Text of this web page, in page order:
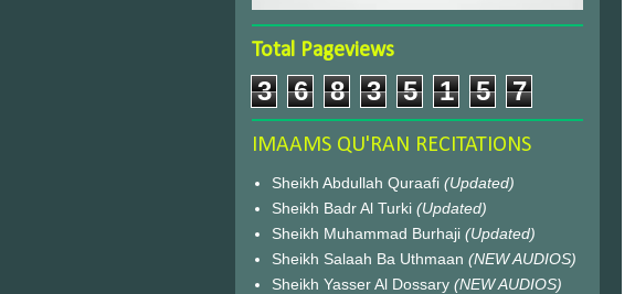
Total Pageviews
3 6 8 3 5 1 5 7
IMAAMS QU'RAN RECITATIONS
Sheikh Abdullah Quraafi (Updated)
Sheikh Badr Al Turki (Updated)
Sheikh Muhammad Burhaji (Updated)
Sheikh Salaah Ba Uthmaan (NEW AUDIOS)
Sheikh Yasser Al Dossary (NEW AUDIOS)